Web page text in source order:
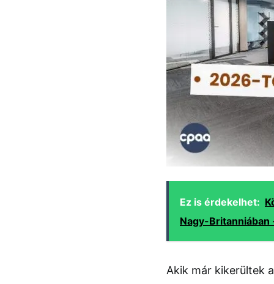
Ez is érdekelhet:
Nagy-Britanniában
Akik már kikerültek